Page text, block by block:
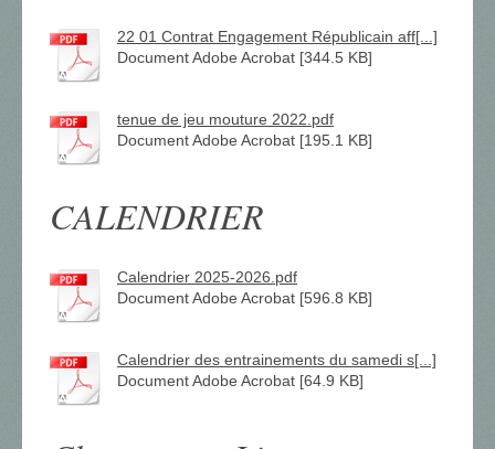
22 01 Contrat Engagement Républicain aff[...]
Document Adobe Acrobat [344.5 KB]
tenue de jeu mouture 2022.pdf
Document Adobe Acrobat [195.1 KB]
CALENDRIER
Calendrier 2025-2026.pdf
Document Adobe Acrobat [596.8 KB]
Calendrier des entrainements du samedi s[...]
Document Adobe Acrobat [64.9 KB]